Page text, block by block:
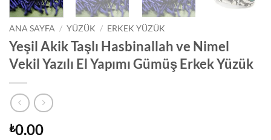
ANA SAYFA / YÜZÜK / ERKEK YÜZÜK
Yeşil Akik Taşlı Hasbinallah ve Nimel
Vekil Yazılı El Yapımı Gümüş Erkek Yüzük
₺0.00